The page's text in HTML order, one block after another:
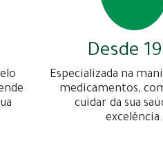
Desde
Especializada na
medicamentos,
cuidar da sua
excelência.